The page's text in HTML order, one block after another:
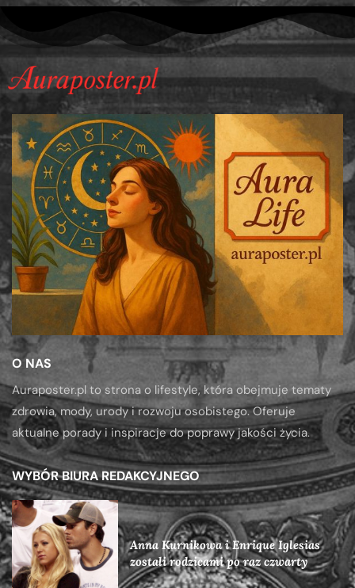
O NAS
Auraposter.pl to strona o lifestyle, która obejmuje tematy
zdrowia, mody, urody i rozwoju osobistego. Oferuje
aktualne porady i inspiracje do poprawy jakości życia.
WYBÓR BIURA REDAKCYJNEGO
Anna Kurnikowa i Enrique Iglesias
zostali rodzicami po raz czwarty